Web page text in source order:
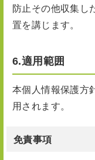
防止その他収集し
置を講じます。
6.適用範囲
本個人情報保護方
用されます。
免責事項